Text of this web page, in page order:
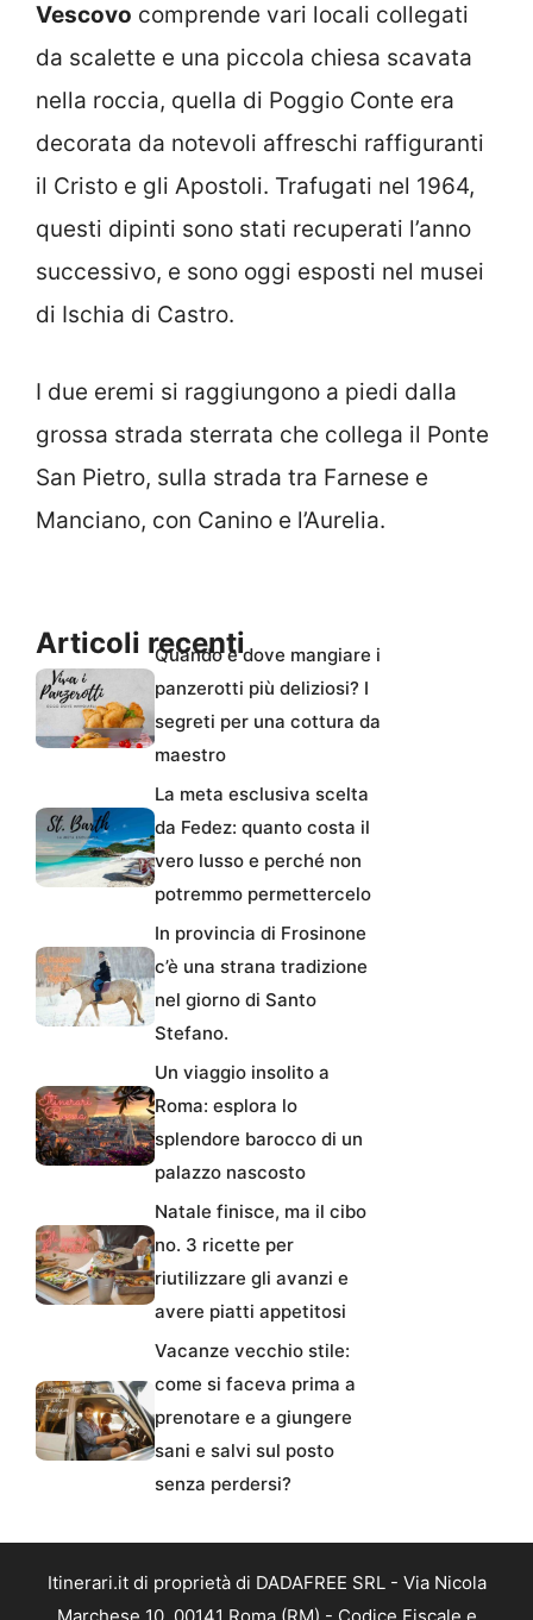
Vescovo comprende vari locali collegati
da scalette e una piccola chiesa scavata
nella roccia, quella di Poggio Conte era
decorata da notevoli affreschi raffiguranti
il Cristo e gli Apostoli. Trafugati nel 1964,
questi dipinti sono stati recuperati l’anno
successivo, e sono oggi esposti nel musei
di Ischia di Castro.
I due eremi si raggiungono a piedi dalla
grossa strada sterrata che collega il Ponte
San Pietro, sulla strada tra Farnese e
Manciano, con Canino e l’Aurelia.
Articoli recentiQuando e dove mangiare i
panzerotti più deliziosi? I
segreti per una cottura da
maestro
La meta esclusiva scelta
da Fedez: quanto costa il
vero lusso e perché non
potremmo permettercelo
In provincia di Frosinone
c’è una strana tradizione
nel giorno di Santo
Stefano.
Un viaggio insolito a
Roma: esplora lo
splendore barocco di un
palazzo nascosto
Natale finisce, ma il cibo
no. 3 ricette per
riutilizzare gli avanzi e
avere piatti appetitosi
Vacanze vecchio stile:
come si faceva prima a
prenotare e a giungere
sani e salvi sul posto
senza perdersi?
Itinerari.it di proprietà di DADAFREE SRL - Via Nicola